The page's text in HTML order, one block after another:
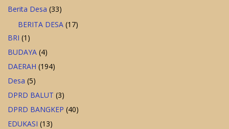
Berita Desa (33)
BERITA DESA (17)
BRI (1)
BUDAYA (4)
DAERAH (194)
Desa (5)
DPRD BALUT (3)
DPRD BANGKEP (40)
EDUKASI (13)